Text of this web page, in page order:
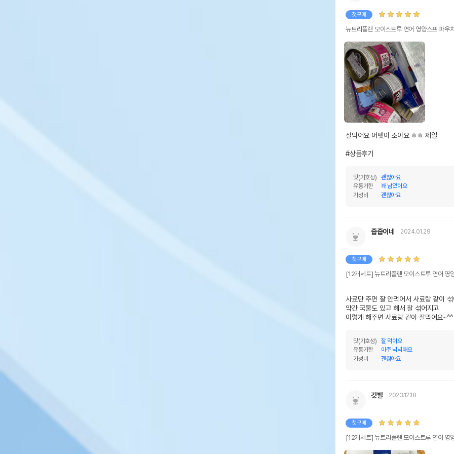
첫구매
뉴트리플랜 모이스트루 연어 영양스프 파우
잘먹어요 어펫이 조아요 ㅎㅎ 제일
#상품후기
맛(기호성)
괜찮아요
유통기한
꽤 남았어요
가성비
괜찮아요
줍줍이네 2024.01.29
첫구매
[12개세트] 뉴트리플랜 모이스트루 연어 영
사료만 주면 잘 안먹어서 사료랑 같이
약간 국물도 있고 해서 잘 섞어지고
이렇게 해주면 사료랑 같이 잘먹어요~^^
맛(기호성)
잘 먹어요
유통기한
아주 넉넉해요
가성비
괜찮아요
깃발 2023.12.18
첫구매
[12개세트] 뉴트리플랜 모이스트루 연어 영